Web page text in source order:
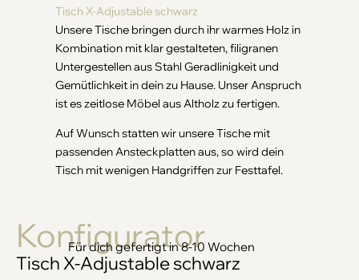
Tisch X-Adjustable schwarz
Unsere Tische bringen durch ihr warmes Holz in
Kombination mit klar gestalteten, filigranen
Untergestellen aus Stahl Geradlinigkeit und
Gemütlichkeit in dein zu Hause. Unser Anspruch
ist es zeitlose Möbel aus Altholz zu fertigen.
Auf Wunsch statten wir unsere Tische mit
passenden Ansteckplatten aus, so wird dein
Tisch mit wenigen Handgriffen zur Festtafel.
Konfigurator
Tisch X-Adjustable schwarz